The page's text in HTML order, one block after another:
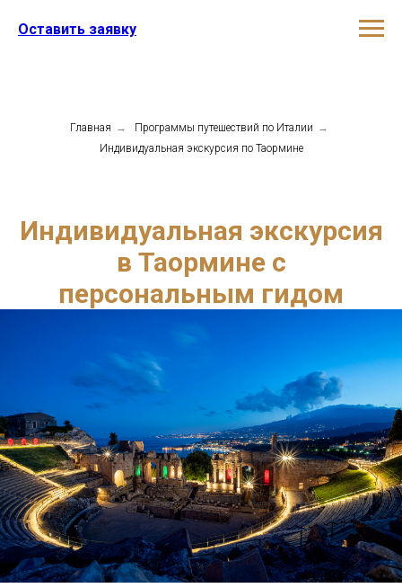
Оставить заявку
Главная → Программы путешествий по Италии →
Индивидуальная экскурсия по Таормине
Индивидуальная экскурсия
в Таормине с
персональным гидом